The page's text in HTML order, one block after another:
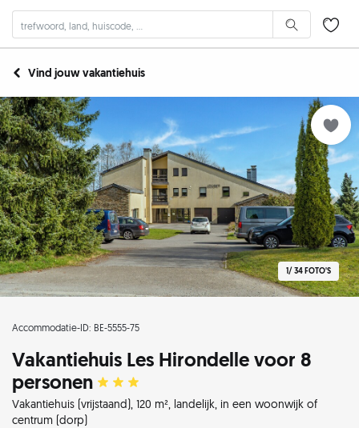
Vind jouw vakantiehuis
1/34 FOTO'S
Accommodatie-ID: BE-5555-75
Vakantiehuis Les Hirondelle voor 8
personen
Vakantiehuis (vrijstaand), 120 m², landelijk, in een woonwijk of
centrum (dorp)